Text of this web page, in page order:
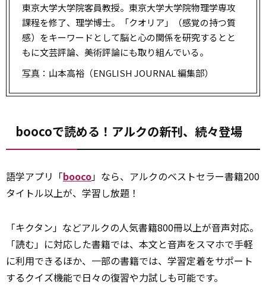
東京大学大学院客員教授。東京大学大学院物理学専攻
課程を修了、理学博士。「クオリア」（感覚の持つ質
感）をキーワードとして脳と心の関係を研究するとと
もに文芸評論、美術評論にも取り組んでいる。
写真 ：山本高裕（ENGLISH JOURNAL 編集部）
boocoで読める！アルクの新刊、続々登場
語学アプリ「booco」なら、アルクのベストセラー書籍200
タイトル以上が、学習し放題！
「キクタン」などアルクの人気書籍800冊以上が音声対応。
「読む」に対応した書籍では、本文と音声をスマホで手軽
に利用できるほか、一部の書籍では、学習定着をサポート
するクイズ機能で日々の復習や力試しも可能です。